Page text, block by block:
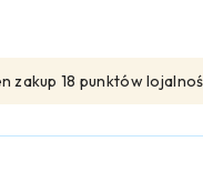
zakup 18 punktów